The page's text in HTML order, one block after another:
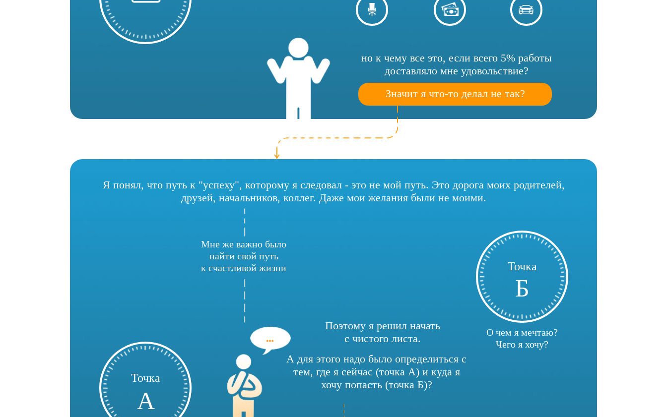
но к чему все это, если всего 5% работы
доставляло мне удовольствие?
Значит я что-то делал не так?
Я понял, что путь к "успеху", которому я следовал - это не мой путь. Это дорога моих родителей,
друзей, начальников, коллег. Даже мои желания были не моими.
Мне же важно было
найти свой путь
к счастливой жизни
Поэтому я решил начать
с чистого листа.
А для этого надо было определиться с
тем, где я сейчас (точка А) и куда я
хочу попасть (точка Б)?
О чем я мечтаю?
Чего я хочу?
Точка
Б
А
Точка